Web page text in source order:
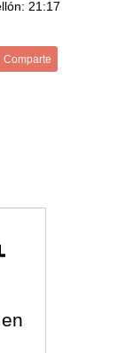
21:17
Comparte
en